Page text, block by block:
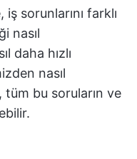
sorunlarını farklı
nasıl
daha hızlı
nasıl
tüm bu soruların ve